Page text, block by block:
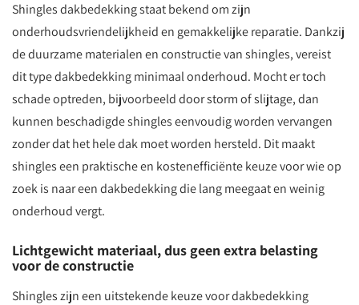
Shingles dakbedekking staat bekend om zijn
onderhoudsvriendelijkheid en gemakkelijke reparatie. Dankzij
de duurzame materialen en constructie van shingles, vereist
dit type dakbedekking minimaal onderhoud. Mocht er toch
schade optreden, bijvoorbeeld door storm of slijtage, dan
kunnen beschadigde shingles eenvoudig worden vervangen
zonder dat het hele dak moet worden hersteld. Dit maakt
shingles een praktische en kostenefficiënte keuze voor wie op
zoek is naar een dakbedekking die lang meegaat en weinig
onderhoud vergt.
Lichtgewicht materiaal, dus geen extra belasting
voor de constructie
Shingles zijn een uitstekende keuze voor dakbedekking